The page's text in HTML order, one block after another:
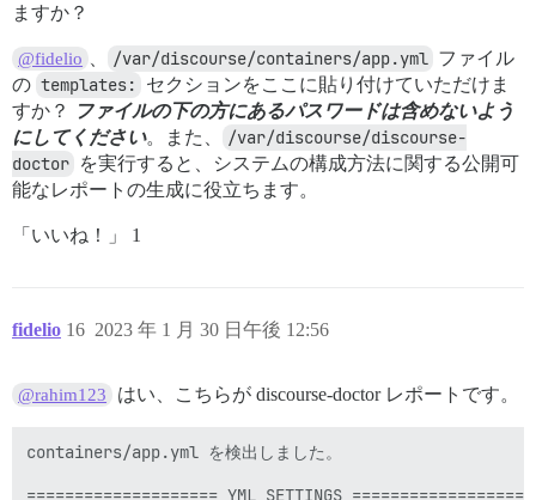
ますか？
@fidelio /var/discourse/containers/app.yml ファイル
の templates:
セクションをここに貼り付けていただけま
すか？
ファイルの下の方にあるパスワードは含めないよう
にしてください。また、
/var/discourse/discourse-
doctor を実行すると、システムの構成方法に関する公開可
能なレポートの生成に役立ちます。
「いいね！」 1
fidelio 2023 年 1 月 30 日午後 12:56
16
@rahim123 はい、こちらが discourse-doctor レポートです。
containers/app.yml を検出しました。
==================== YML SETTINGS